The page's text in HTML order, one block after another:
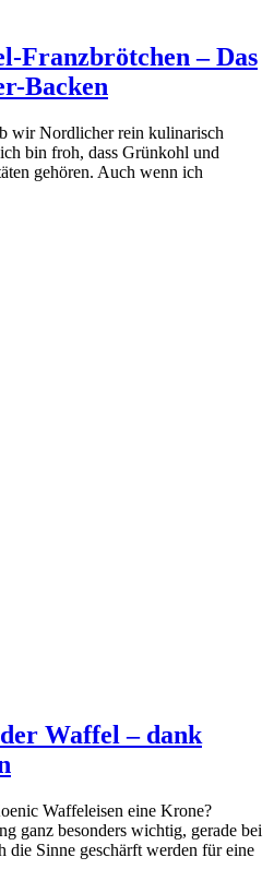
Franzbrötchen – Das
Backen
wir Nordlicher rein kulinarisch
bin froh, dass Grünkohl und
gehören. Auch wenn ich
Waffel – dank
Waffeleisen eine Krone?
ganz besonders wichtig, gerade bei
Sinne geschärft werden für eine